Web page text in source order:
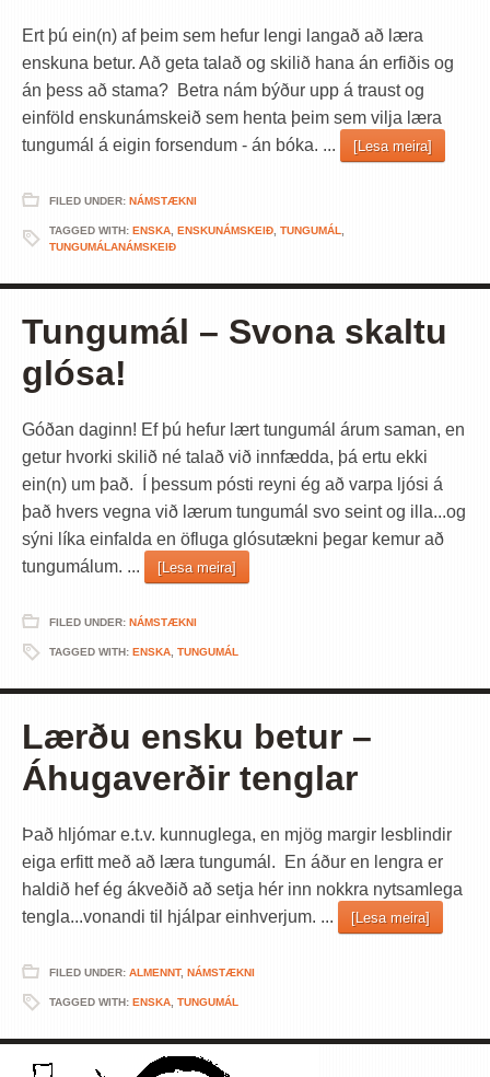
Ert þú ein(n) af þeim sem hefur lengi langað að læra
enskuna betur. Að geta talað og skilið hana án erfiðis og
án þess að stama? Betra nám býður upp á traust og
einföld enskunámskeið sem henta þeim sem vilja læra
tungumál á eigin forsendum - án bóka. ...
[Lesa meira]
FILED UNDER: NÁMSTÆKNI
TAGGED WITH: ENSKA ENSKUNÁMSKEIÐ TUNGUMÁL
TUNGUMÁLANÁMSKEIÐ
Tungumál – Svona skaltu
glósa!
Góðan daginn! Ef þú hefur lært tungumál árum saman, en
getur hvorki skilið né talað við innfædda, þá ertu ekki
ein(n) um það. Í þessum pósti reyni ég að varpa ljósi á
það hvers vegna við lærum tungumál svo seint og illa...og
sýni líka einfalda en öfluga glósutækni þegar kemur að
tungumálum. ...
[Lesa meira]
FILED UNDER: NÁMSTÆKNI
TAGGED WITH: ENSKA TUNGUMÁL
Lærðu ensku betur –
Áhugaverðir tenglar
Það hljómar e.t.v. kunnuglega, en mjög margir lesblindir
eiga erfitt með að læra tungumál. En áður en lengra er
haldið hef ég ákveðið að setja hér inn nokkra nytsamlega
tengla...vonandi til hjálpar einhverjum. ...
[Lesa meira]
FILED UNDER: ALMENNT, NÁMSTÆKNI
TAGGED WITH: ENSKA TUNGUMÁL